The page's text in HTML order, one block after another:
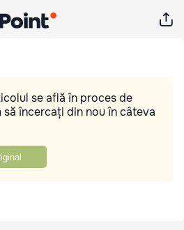
se află în proces de
încercați din nou în câteva